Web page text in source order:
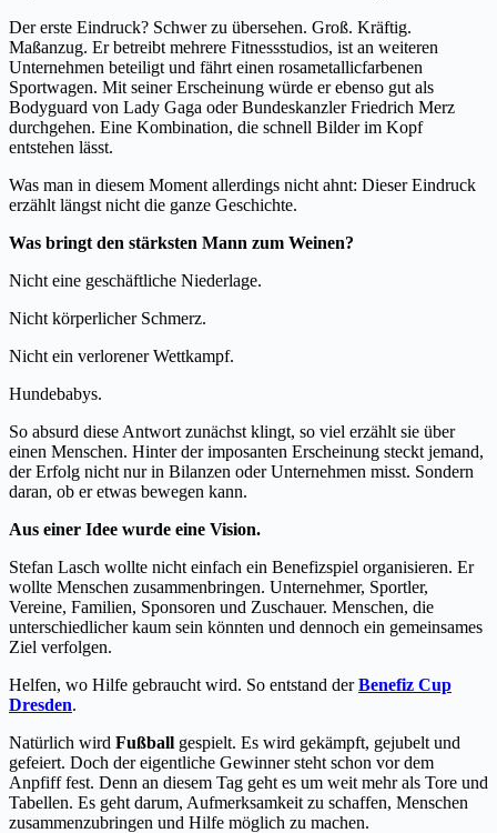
Der erste Eindruck? Schwer zu übersehen. Groß. Kräftig.
Maßanzug. Er betreibt mehrere Fitnessstudios, ist an weiteren
Unternehmen beteiligt und fährt einen rosametallicfarbenen
Sportwagen. Mit seiner Erscheinung würde er ebenso gut als
Bodyguard von Lady Gaga oder Bundeskanzler Friedrich Merz
durchgehen. Eine Kombination, die schnell Bilder im Kopf
entstehen lässt.
Was man in diesem Moment allerdings nicht ahnt: Dieser Eindruck
erzählt längst nicht die ganze Geschichte.
Was bringt den stärksten Mann zum Weinen?
Nicht eine geschäftliche Niederlage.
Nicht körperlicher Schmerz.
Nicht ein verlorener Wettkampf.
Hundebabys.
So absurd diese Antwort zunächst klingt, so viel erzählt sie über
einen Menschen. Hinter der imposanten Erscheinung steckt jemand,
der Erfolg nicht nur in Bilanzen oder Unternehmen misst. Sondern
daran, ob er etwas bewegen kann.
Aus einer Idee wurde eine Vision.
Stefan Lasch wollte nicht einfach ein Benefizspiel organisieren. Er
wollte Menschen zusammenbringen. Unternehmer, Sportler,
Vereine, Familien, Sponsoren und Zuschauer. Menschen, die
unterschiedlicher kaum sein könnten und dennoch ein gemeinsames
Ziel verfolgen.
Helfen, wo Hilfe gebraucht wird. So entstand derBenefiz Cup
Dresden.
Natürlich wird Fußball gespielt. Es wird gekämpft, gejubelt und
gefeiert. Doch der eigentliche Gewinner steht schon vor dem
Anpfiff fest. Denn an diesem Tag geht es um weit mehr als Tore und
Tabellen. Es geht darum, Aufmerksamkeit zu schaffen, Menschen
zusammenzubringen und Hilfe möglich zu machen.